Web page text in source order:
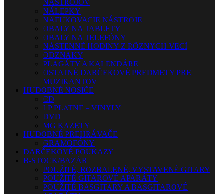
NÁSTROJOV
NÁLEPKY
NAFUKOVACIE NÁSTROJE
OBALY NA TABLETY
OBALY NA TELEFÓNY
NÁSTENNÉ HODINY Z RÔZNYCH VECÍ
ODZNAKY
PLAGÁTY A KALENDÁRE
OSTATNÉ DARČEKOVÉ PREDMETY PRE
MUZIKANTOV
HUDOBNÉ NOSIČE
CD
LP PLATNE – VINYLY
DVD
MG KAZETY
HUDOBNÉ PREHRÁVAČE
GRAMOFÓNY
DARČEKOVÉ POUKAZY
B-STOCK/BAZÁR
POUŽITÉ, ROZBALENÉ, VYSTAVENÉ GITARY
POUŽITÉ GITAROVÉ APARÁTY
POUŽITÉ BASGITARY A BASGITAROVÉ